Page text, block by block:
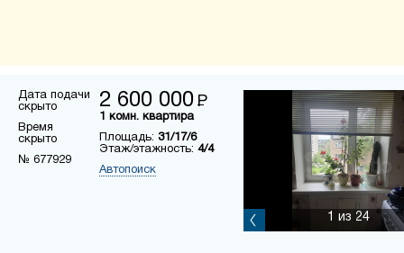
Дата подачи
скрыто
Время
скрыто
№ 677929
2 600 000 Р
1 комн. квартира
Площадь: 31/17/6
Этаж/этажность: 4/4
Автопоиск
1 из 24